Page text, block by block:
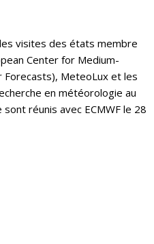
visites des états membre
Center for Medium-
Forecasts), MeteoLux et les
en météorologie au
réunis avec ECMWF le 28